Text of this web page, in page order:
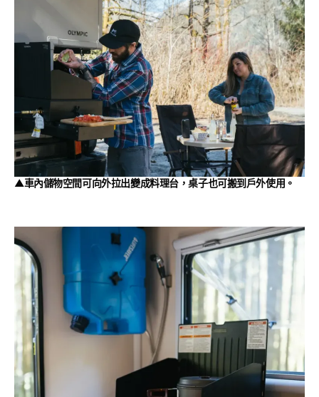
▲車內儲物空間可向外拉出變成料理台，桌子也可搬到戶外使用。